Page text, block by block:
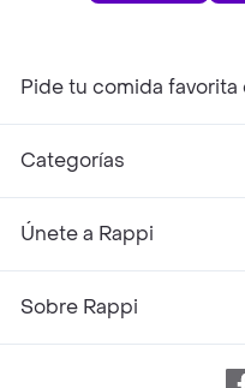
Pide tu comida favorita
Categorías
Únete a Rappi
Sobre Rappi